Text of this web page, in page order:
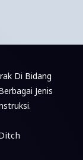
Di Bidang
Jenis